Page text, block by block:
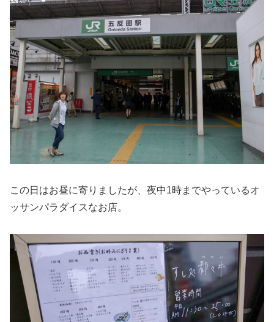
この日はお昼に寄りましたが、夜中1時までやっているオ
ッサンパラダイスなお店。